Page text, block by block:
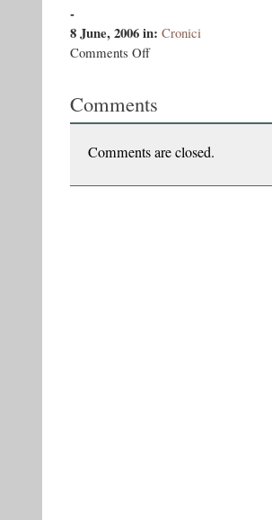
-
8 June, 2006in: Cronici
Comments Offon
de
Comments
Comments are closed.